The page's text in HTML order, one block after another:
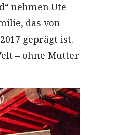
nehmen Ute
das von
geprägt ist.
– ohne Mutter